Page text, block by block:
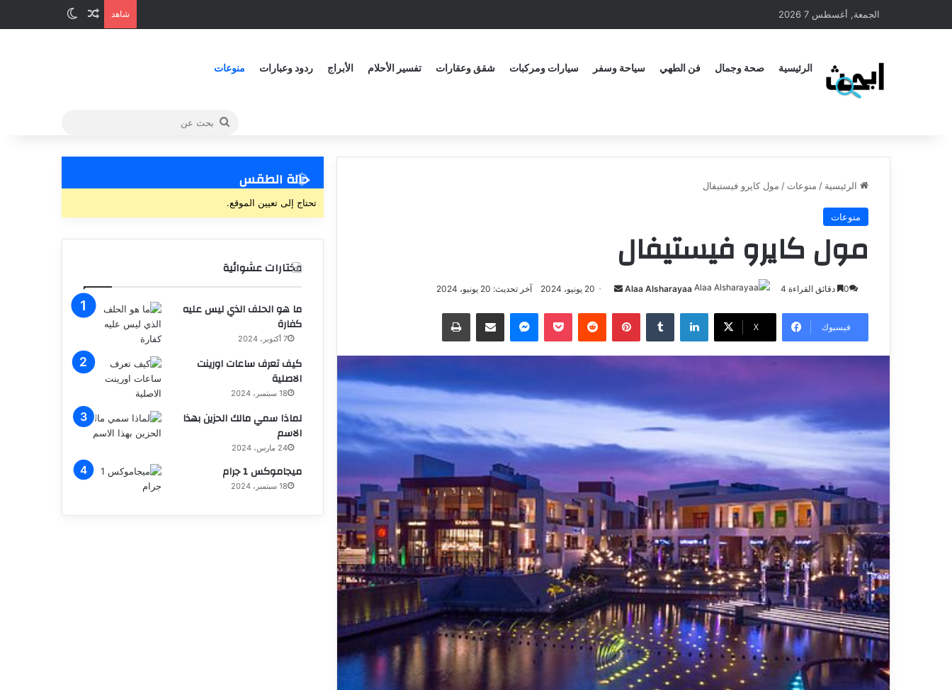
الجمعة, أغسطس 7 2026 شاهد
الرئيسية صحة وجمال فن الطهي سياحة وسفر سيارات ومركبات شقق وعقارات تفسير الأحلام الأبراج ردود وعبارات منوعات
الرئيسية / منوعات / مول كايرو فيستيفال
منوعات
مول كايرو فيستيفال
Alaa Alsharayaa 20 يونيو، 2024 آخر تحديث: 20 يونيو، 2024 0 دقائق القراءة 4
فيسبوك X
حالة الطقس
تحتاج إلى تعيين الموقع.
مختارات عشوائية
ما هو الحلف الذي ليس عليه
كفارة
7 أكتوبر، 2024
كيف تعرف ساعات اورينت
الاصلية
18 سبتمبر، 2024
لماذا سمي مالك الحزين بهذا
الاسم
24 مارس، 2024
ميجاموكس 1 جرام
18 سبتمبر، 2024